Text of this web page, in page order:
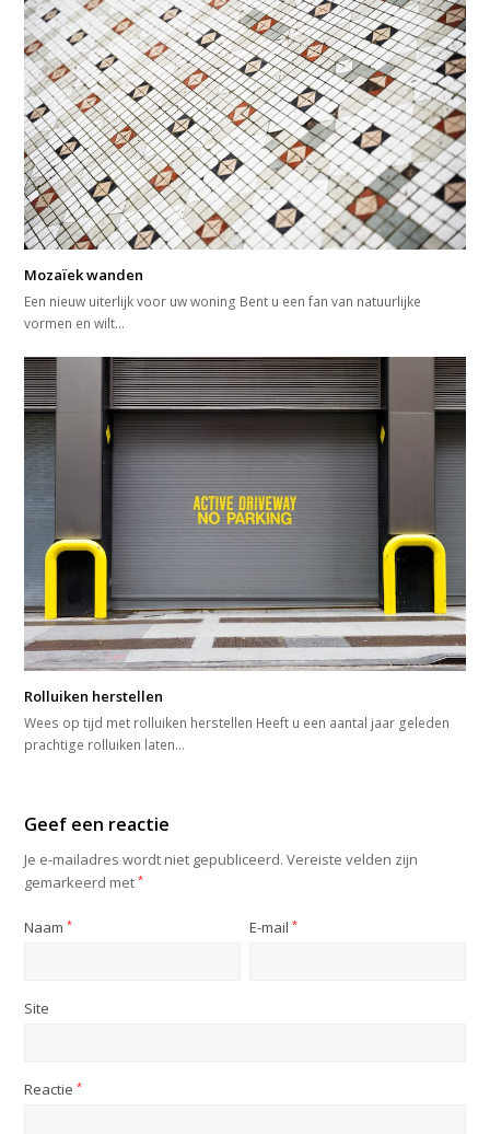
Mozaïek wanden
Een nieuw uiterlijk voor uw woning Bent u een fan van natuurlijke
vormen en wilt…
Rolluiken herstellen
Wees op tijd met rolluiken herstellen Heeft u een aantal jaar geleden
prachtige rolluiken laten…
Geef een reactie
Je e-mailadres wordt niet gepubliceerd. Vereiste velden zijn
gemarkeerd met*
Naam* E-mail*
Site
Reactie*